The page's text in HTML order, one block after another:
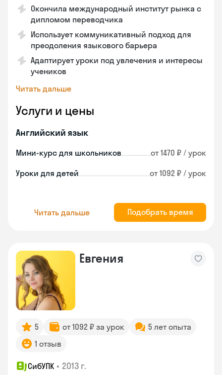
Окончила международный институт рынка с
дипломом переводчика
Использует коммуникативный подход для
преодоления языкового барьера
Адаптирует уроки под увлечения и интересы
учеников
Читать дальше
Услуги и цены
Английский язык
Мини-курс для школьников от 1470 ₽ / урок
Уроки для детей от 1092 ₽ / урок
Читать дальше Подобрать время
Евгения
5 от 1092 ₽ за урок
5 лет опыта
1 отзыв
СибУПК • 2013 г.